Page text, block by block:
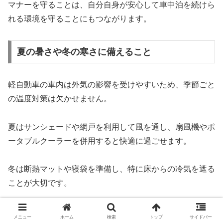
マナーを守ることは、自分自身が安心して車中泊を続けら
れる環境を守ることにもつながります。
夏の暑さや冬の寒さに備えること
軽自動車の車内は外気の影響を受けやすいため、季節ごと
の温度対策は欠かせません。
夏はサンシェードや網戸を利用して風を通し、扇風機やポ
ータブルクーラーを併用すると快適に過ごせます。
冬は断熱マットや寝袋を準備し、特に床からの冷気を遮る
ことが大切です。
快適さだけでなく体調管理のためにも、気温に合わせた装
メニュー ホーム 検索 トップ サイドバー